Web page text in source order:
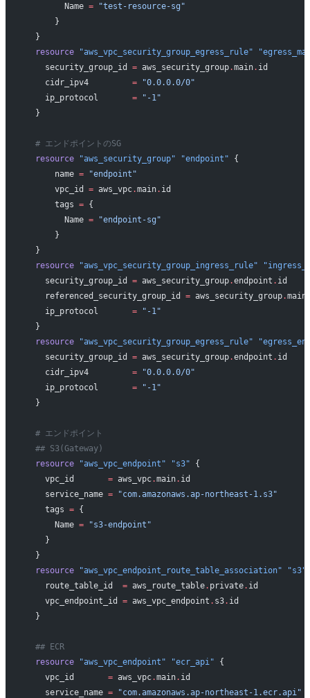
        Name
= "test-resource-sg"
      }
  }
  resource
"aws_vpc_security_group_egress_rule"
    security_group_id
= aws_security_group.main. id
    cidr_ipv4
         =
"0.0.0.0/0"
    ip_protocol
       =
"-1"
  }
  # エンドポイントのSG
  resource
"aws_security_group" "endpoint" {
      name
= "endpoint"
      vpc_id
= aws_vpc.main. id
      tags
= {
        Name
= "endpoint-sg"
      }
  }
  resource
"aws_vpc_security_group_ingress_rule"
    security_group_id
= aws_security_group.endpoint . id
    referenced_security_group_id
= aws_security_group.main
    ip_protocol
       =
"-1"
  }
  resource
"aws_vpc_security_group_egress_rule"
    security_group_id
= aws_security_group.endpoint . id
    cidr_ipv4
         =
"0.0.0.0/0"
    ip_protocol
       =
"-1"
  }
  # エンドポイント
  ## S3(Gateway)
  resource
"aws_vpc_endpoint" "s3" {
    vpc_id
       =
aws_vpc.main. id
    service_name
= "com.amazonaws.ap-northeast-1.s3"
    tags
= {
      Name
= "s3-endpoint"
    }
  }
  resource
"aws_vpc_endpoint_route_table_association" "s3"
    route_table_id
  =
aws_route_table. private. id
    vpc_endpoint_id
= aws_vpc_endpoint . s3. id
  }
  ## ECR
  resource
"aws_vpc_endpoint" "ecr_api" {
    vpc_id
       =
aws_vpc.main. id
    service_name
= "com.amazonaws.ap-northeast-1.ecr.api"